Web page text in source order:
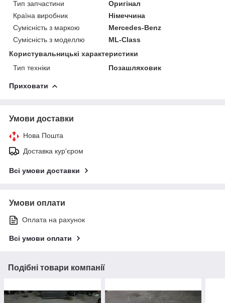
Тип запчастини
Оригінал
Країна виробник
Німеччина
Сумісність з маркою
Mercedes-Benz
Сумісність з моделлю
ML-Class
Користувальницькі характеристики
Тип техніки
Позашляховик
Приховати
Умови доставки
Нова Пошта
Доставка кур'єром
Всі умови доставки
Умови оплати
Оплата на рахунок
Всі умови оплати
Подібні товари компанії